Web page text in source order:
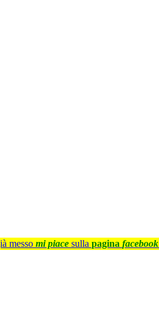
messo mi piace sulla pagina facebook